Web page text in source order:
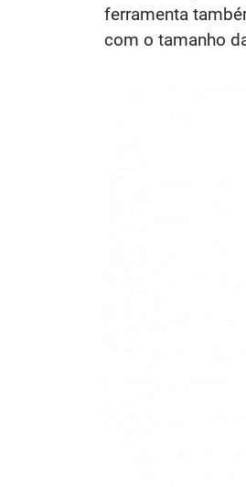
ferramenta
com o tamanho